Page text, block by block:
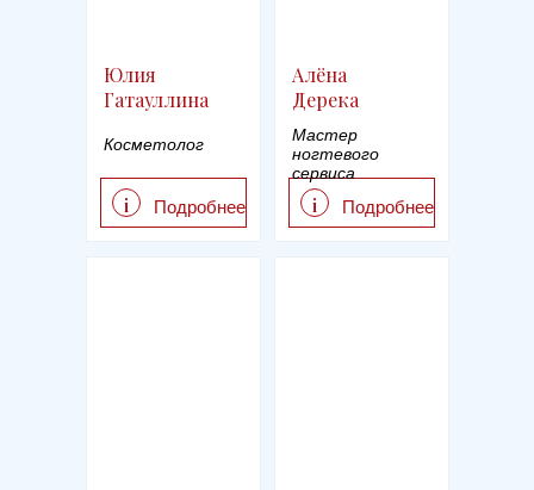
Подробнее
i
Юлия
Гатауллина
Косметолог
Подробнее
i
Алёна
Дерека
Мастер
ногтевого
сервиса